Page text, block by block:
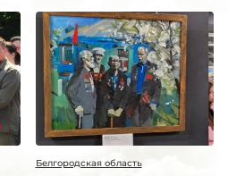
Белгородская область